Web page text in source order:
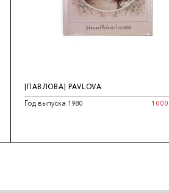
[ПАВЛОВА] PAVLOVA
Год выпуска 1980